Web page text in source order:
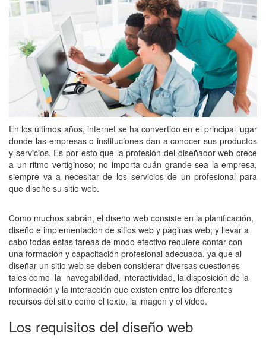
En los últimos años, internet se ha convertido en el principal lugar
donde las empresas o instituciones dan a conocer sus productos
y servicios. Es por esto que la profesión del diseñador web crece
a un ritmo vertiginoso; no importa cuán grande sea la empresa,
siempre va a necesitar de los servicios de un profesional para
que diseñe su sitio web.
Como muchos sabrán, el diseño web consiste en la planificación,
diseño e implementación de sitios web y páginas web; y llevar a
cabo todas estas tareas de modo efectivo requiere contar con
una formación y capacitación profesional adecuada, ya que al
diseñar un sitio web se deben considerar diversas cuestiones
tales como la navegabilidad, interactividad, la disposición de la
información y la interacción que existen entre los diferentes
recursos del sitio como el texto, la imagen y el video.
Los requisitos del diseño web